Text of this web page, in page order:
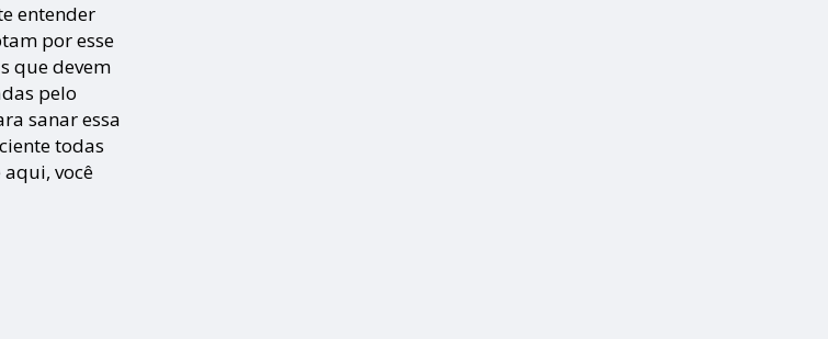
entender
por esse
que devem
pelo
sanar essa
todas
você